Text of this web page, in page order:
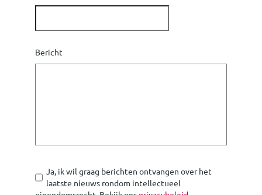
Bericht
Ja, ik wil graag berichten ontvangen over het
laatste nieuws rondom intellectueel